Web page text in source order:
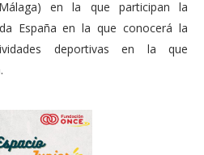
en la que participan la
España en la que conocerá la
deportivas en la que